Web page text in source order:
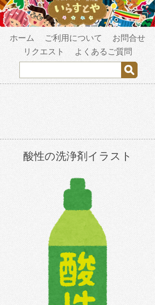
ホーム ご利用について
お問合せ
リクエスト
よくあるご質問
酸性の洗浄剤イラスト